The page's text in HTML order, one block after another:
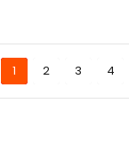
1 2 3 4